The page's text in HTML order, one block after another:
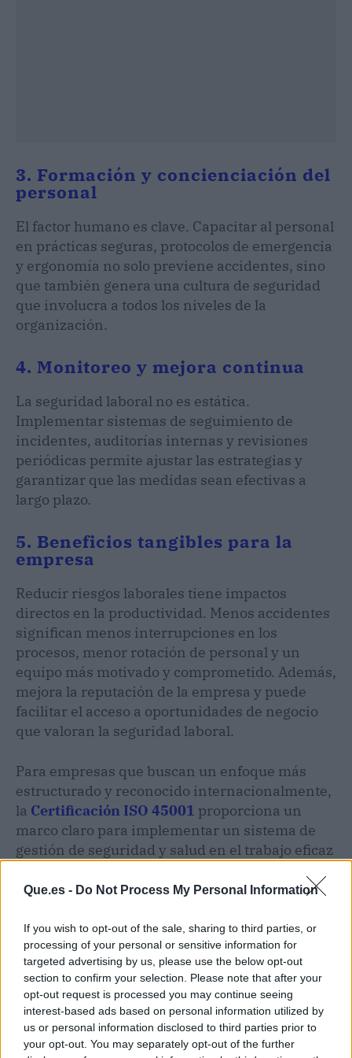
Que.es - Do Not Process My Personal Information
If you wish to opt-out of the sale, sharing to third parties, or
processing of your personal or sensitive information for
targeted advertising by us, please use the below opt-out
section to confirm your selection. Please note that after your
opt-out request is processed you may continue seeing
interest-based ads based on personal information utilized by
us or personal information disclosed to third parties prior to
your opt-out. You may separately opt-out of the further
3. Formación y concienciación del
personal
El factor humano es clave. Capacitar al personal
en prácticas seguras, protocolos de emergencia
y ergonomía no solo previene accidentes, sino
que también genera una cultura de seguridad
que involucra a todos los niveles de la
organización.
4. Monitoreo y mejora continua
La seguridad laboral no es estática.
Implementar sistemas de seguimiento de
incidentes, auditorías internas y revisiones
periódicas permite ajustar las estrategias y
garantizar que las medidas sean efectivas a
largo plazo.
5. Beneficios tangibles para la
empresa
Reducir riesgos laborales tiene impactos
directos en la productividad. Menos accidentes
significan menos interrupciones en los
procesos, menor rotación de personal y un
equipo más motivado y comprometido. Además,
mejora la reputación de la empresa y puede
facilitar el acceso a oportunidades de negocio
que valoran la seguridad laboral.
Para empresas que buscan un enfoque más
estructurado y reconocido internacionalmente,
la Certificación ISO 45001 proporciona un
marco claro para implementar un sistema de
gestión de seguridad y salud en el trabajo eficaz
mejor opción para auditar y guiar a las
empresas en la obtención de la ISO 45001,
gracias a su experiencia, profesionalidad y
enfoque práctico que garantiza resultados
medibles y un proceso de certificación ágil y
confiable.